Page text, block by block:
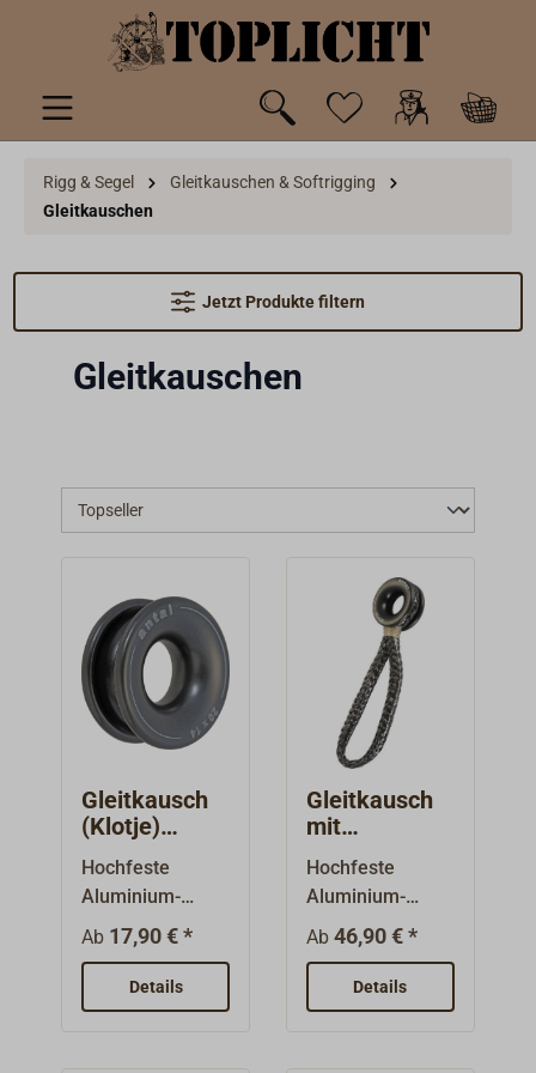
springen
Rigg & Segel
Gleitkauschen & Softrigging
Gleitkauschen
Jetzt Produkte filtern
Gleitkauschen
Gleitkausch
(Klotje)
Aluminium
Hochfeste
Aluminium-
Rundkausch mit
einer speziellen,
extrem glatten
und
Ab 17,90 € *
Details
Gleitkausch
mit
DYNEEMA-
Loop
Hochfeste
Aluminium-
Rundkausch mit
eingebundenen
DYNEEMA-
Ab 46,90 € *
Details